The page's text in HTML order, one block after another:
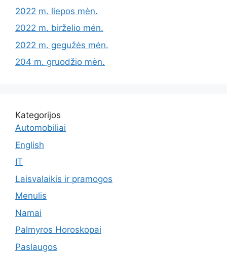
2022 m. liepos mėn.
2022 m. birželio mėn.
2022 m. gegužės mėn.
204 m. gruodžio mėn.
Kategorijos
Automobiliai
English
IT
Laisvalaikis ir pramogos
Menulis
Namai
Palmyros Horoskopai
Paslaugos